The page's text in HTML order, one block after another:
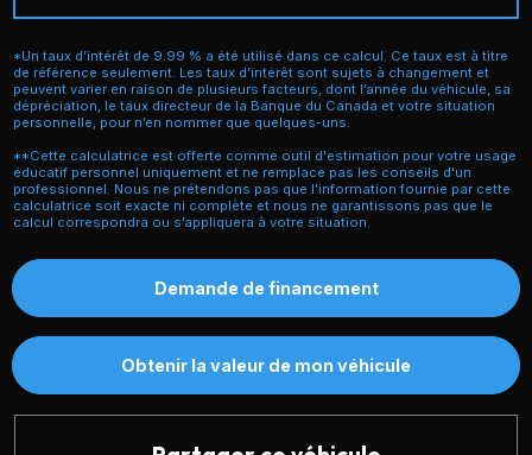
*Un taux d’intérêt de 9.99 % a été utilisé dans ce calcul. Ce taux est à titre
de référence seulement. Les taux d’intérêt sont sujets à changement et
peuvent varier en raison de plusieurs facteurs, dont l’année du véhicule, sa
dépréciation, le taux directeur de la Banque du Canada et votre situation
personnelle, pour n’en nommer que quelques-uns.
**Cette calculatrice est offerte comme outil d'estimation pour votre usage
éducatif personnel uniquement et ne remplace pas les conseils d'un
professionnel. Nous ne prétendons pas que l'information fournie par cette
calculatrice soit exacte ni complète et nous ne garantissons pas que le
calcul correspondra ou s’appliquera à votre situation.
Demande de financement
Obtenir la valeur de mon véhicule